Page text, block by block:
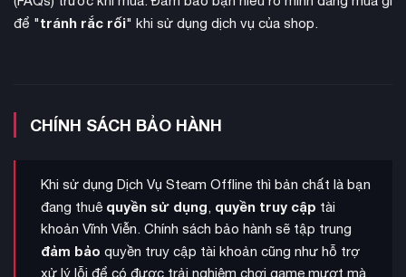
Game hỗ trợ chế độ hợp tác trực tuyếnlên đến 3 người
chơi, cho phép cùng nhau thực hiện các nhiệm vụ cốt truyện
để "tránh rắc rối" khi sử dụng dịch vụ của shop.
CHÍNH SÁCH BẢO HÀNH
Khi sử dụng Dịch Vụ Steam Offline thì bản chất là bạn
đang thuê quyền sử dụng, quyền truy cập tài
khoản Vĩnh Viễn. Chính sách bảo hành sẽ tập trung
đảm bảo quyền truy cập tài khoản cũng như hỗ trợ
xử lý lỗi để có được trải nghiệm chơi game mượt mà